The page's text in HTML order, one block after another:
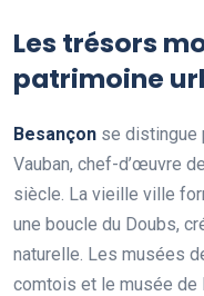
Les trésors
patrimoine
Besançon se distingue
Vauban, chef-d’œuvre
siècle. La vieille ville
une boucle du Doubs,
naturelle. Les musées
comtois et le musée de